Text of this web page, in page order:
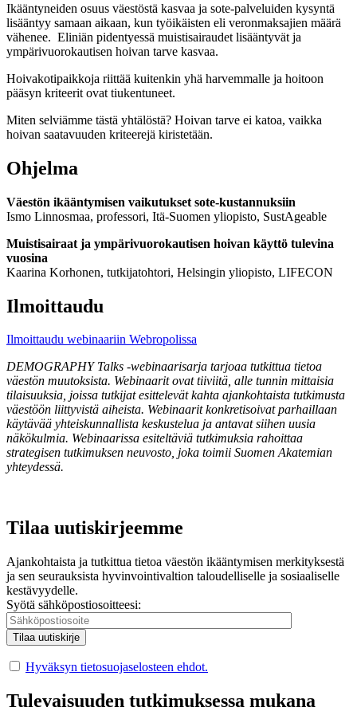
Ikääntyneiden osuus väestöstä kasvaa ja sote-palveluiden kysyntä
lisääntyy samaan aikaan, kun työikäisten eli veronmaksajien määrä
vähenee. Eliniän pidentyessä muistisairaudet lisääntyvät ja
ympärivuorokautisen hoivan tarve kasvaa.
Hoivakotipaikkoja riittää kuitenkin yhä harvemmalle ja hoitoon
pääsyn kriteerit ovat tiukentuneet.
Miten selviämme tästä yhtälöstä? Hoivan tarve ei katoa, vaikka
hoivan saatavuuden kriteerejä kiristetään.
Ohjelma
Väestön ikääntymisen vaikutukset sote-kustannuksiin
Ismo Linnosmaa, professori, Itä-Suomen yliopisto, SustAgeable
Muistisairaat ja ympärivuorokautisen hoivan käyttö tulevina
vuosina
Kaarina Korhonen, tutkijatohtori, Helsingin yliopisto, LIFECON
Ilmoittaudu
Ilmoittaudu webinaariin Webropolissa
DEMOGRAPHY Talks -webinaarisarja tarjoaa tutkittua tietoa
väestön muutoksista. Webinaarit ovat tiiviitä, alle tunnin mittaisia
tilaisuuksia, joissa tutkijat esittelevät kahta ajankohtaista tutkimusta
väestöön liittyvistä aiheista. Webinaarit konkretisoivat parhaillaan
käytävää yhteiskunnallista keskustelua ja antavat siihen uusia
näkökulmia. Webinaarissa esiteltäviä tutkimuksia rahoittaa
strategisen tutkimuksen neuvosto, joka toimii Suomen Akatemian
yhteydessä.
Tilaa uutiskirjeemme
Ajankohtaista ja tutkittua tietoa väestön ikääntymisen merkityksestä
ja sen seurauksista hyvinvointivaltion taloudelliselle ja sosiaaliselle
kestävyydelle.
Syötä sähköpostiosoitteesi:
Hyväksyn tietosuojaselosteen ehdot.
Tulevaisuuden tutkimuksessa mukana